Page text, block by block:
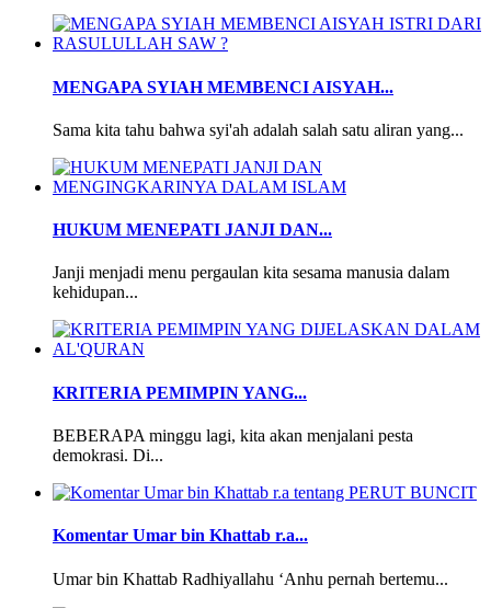
MENGAPA SYIAH MEMBENCI AISYAH...
Sama kita tahu bahwa syi'ah adalah salah satu aliran yang...
HUKUM MENEPATI JANJI DAN...
Janji menjadi menu pergaulan kita sesama manusia dalam
kehidupan...
KRITERIA PEMIMPIN YANG...
BEBERAPA minggu lagi, kita akan menjalani pesta
demokrasi. Di...
Komentar Umar bin Khattab r.a...
Umar bin Khattab Radhiyallahu ‘Anhu pernah bertemu...